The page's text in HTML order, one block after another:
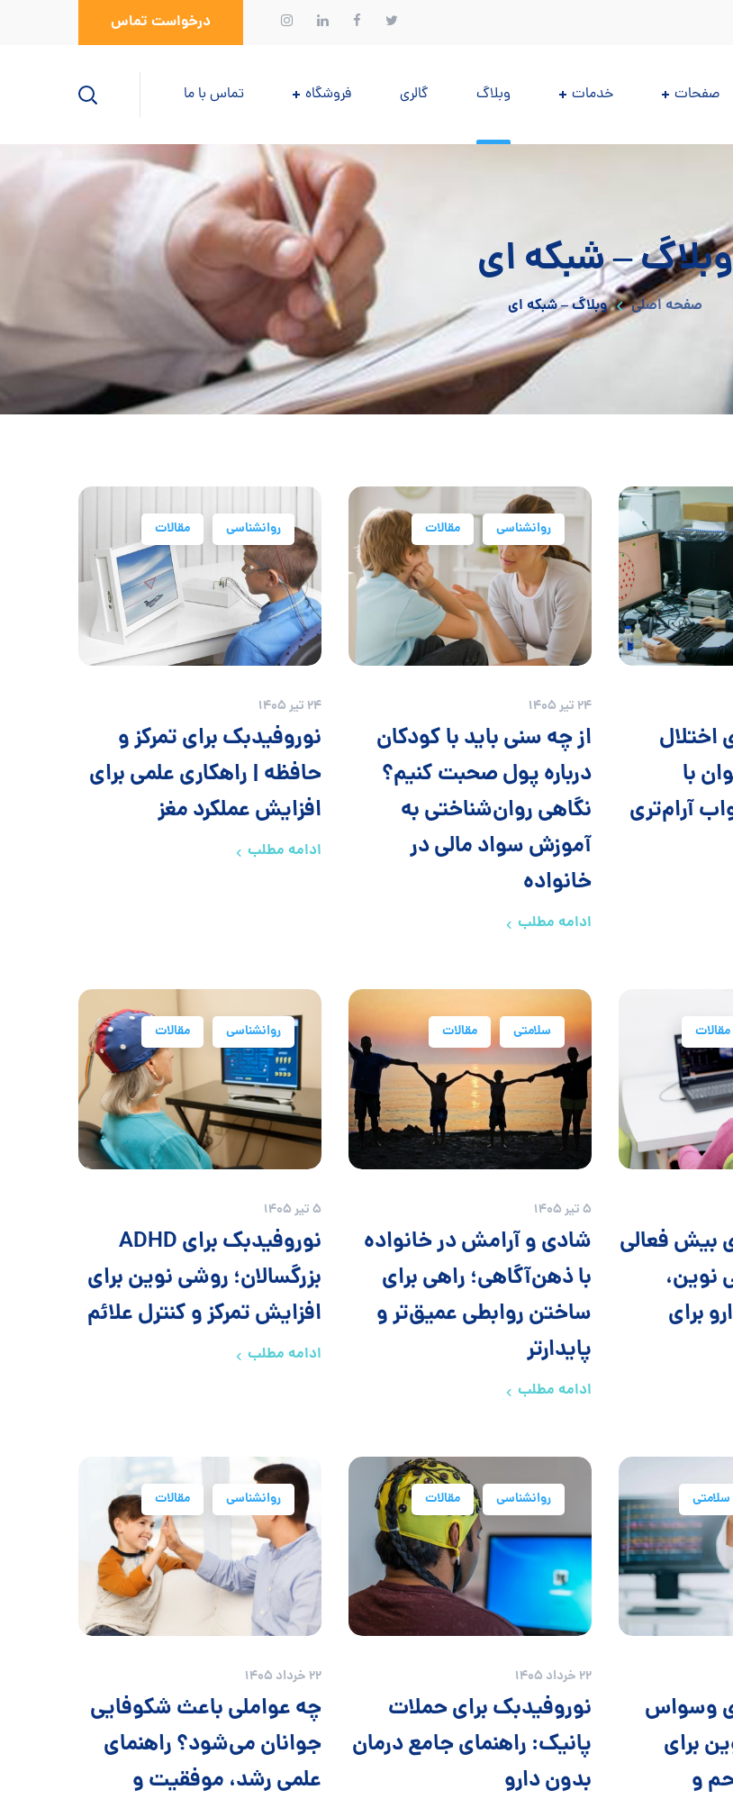
درخواست تماس
صفحات خدمات وبلاگ گالری فروشگاه تماس با ما
وبلاگ – شبکه ای
صفحه اصلی وبلاگ – شبکه ای
اختلال
با
آرام‌تری
روانشناسی مقالات
24 تیر 1405
از چه سنی باید با کودکان
درباره پول صحبت کنیم؟
نگاهی روان‌شناختی به
آموزش سواد مالی در
خانواده
ادامه مطلب
روانشناسی مقالات
24 تیر 1405
نوروفیدبک برای تمرکز و
حافظه | راهکاری علمی برای
افزایش عملکرد مغز
ادامه مطلب
مقالات
بیش فعالی
نوین،
برای
سلامتی مقالات
5 تیر 1405
شادی و آرامش در خانواده
با ذهن‌آگاهی؛ راهی برای
ساختن روابطی عمیق‌تر و
پایدارتر
ادامه مطلب
روانشناسی مقالات
5 تیر 1405
نوروفیدبک برای ADHD
بزرگسالان؛ روشی نوین برای
افزایش تمرکز و کنترل علائم
ادامه مطلب
سلامتی
وسواس
برای
و
روانشناسی مقالات
22 خرداد 1405
نوروفیدبک برای حملات
پانیک: راهنمای جامع درمان
بدون دارو
روانشناسی مقالات
22 خرداد 1405
چه عواملی باعث شکوفایی
جوانان می‌شود؟ راهنمای
علمی رشد، موفقیت و